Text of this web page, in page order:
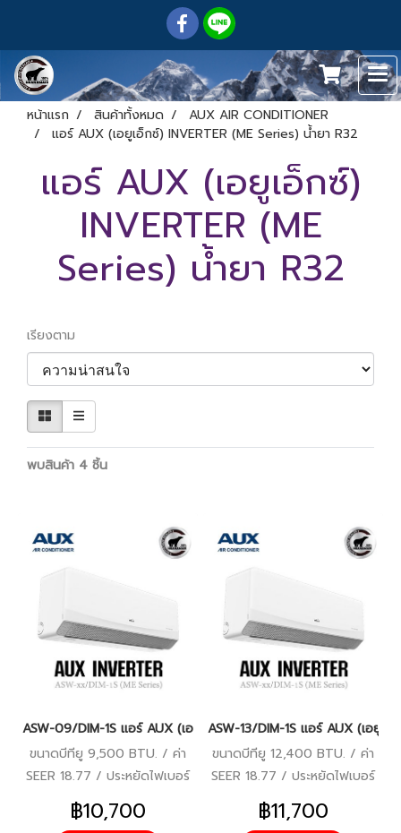
หน้าแรก สินค้าทั้งหมด
AUX AIR CONDITIONER
แอร์ AUX (เอยูเอ็กซ์) INVERTER (ME Series) น้ำยา R32
แอร์ AUX (เอยูเอ็กซ์)
INVERTER (ME
Series) น้ำยา R32
เรียงตาม
พบสินค้า 4 ชิ้น
ASW-09/DIM-1S แอร์ AUX (เอยูเอ็กซ์) อินเวอร์เตอร์ น้ำยา R32
ขนาดบีทียู 9,500 BTU. / ค่า
SEER 18.77 / ประหยัดไฟเบอร์
5 (1 ดาว) / รับประกัน
คอมเพรสเซอร์ 10 ปี / อะไหล่
฿10,700
ASW-13/DIM-1S แอร์ AUX (เอยูเ
ขนาดบีทียู 12,400 BTU. / ค่า
SEER 18.77 / ประหยัดไฟเบอร์
5 (1 ดาว) / รับประกัน
คอมเพรสเซอร์ 10 ปี / อะไหล่
฿11,700